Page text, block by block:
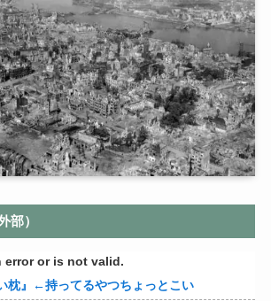
部）
error or is not valid.
枕』←持ってるやつちょっとこい